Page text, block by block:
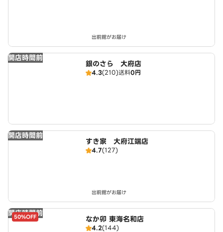
出前館がお届け
開店時間前
銀のさら 大府店
4.3(210)送料0円
開店時間前
すき家 大府江端店
4.7(127)
出前館がお届け
開店時間前
50%OFF なか卯 東海名和店
4.2(144)